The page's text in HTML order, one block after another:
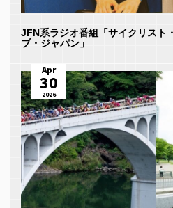
JFN系ラジオ番組「サイクリスト
ブ・ジャパン」
Apr
30
2026